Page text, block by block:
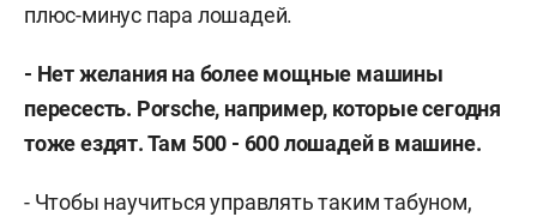
плюс-минус пара лошадей.
- Нет желания на более мощные машины
пересесть. Porsche, например, которые сегодня
тоже ездят. Там 500 - 600 лошадей в машине.
- Чтобы научиться управлять таким табуном,